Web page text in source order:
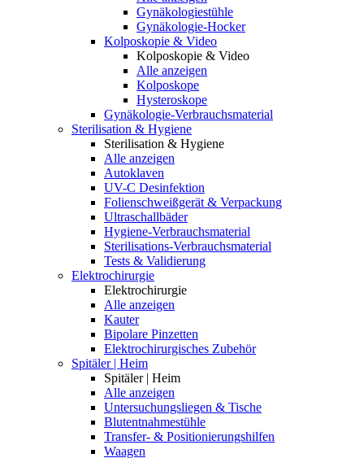
Gynäkologiestühle
Gynäkologie-Hocker
Kolposkopie & Video
Kolposkopie & Video
Alle anzeigen
Kolposkope
Hysteroskope
Gynäkologie-Verbrauchsmaterial
Sterilisation & Hygiene
Sterilisation & Hygiene
Alle anzeigen
Autoklaven
UV-C Desinfektion
Folienschweißgerät & Verpackung
Ultraschallbäder
Hygiene-Verbrauchsmaterial
Sterilisations-Verbrauchsmaterial
Tests & Validierung
Elektrochirurgie
Elektrochirurgie
Alle anzeigen
Kauter
Bipolare Pinzetten
Elektrochirurgisches Zubehör
Spitäler | Heim
Spitäler | Heim
Alle anzeigen
Untersuchungsliegen & Tische
Blutentnahmestühle
Transfer- & Positionierungshilfen
Waagen